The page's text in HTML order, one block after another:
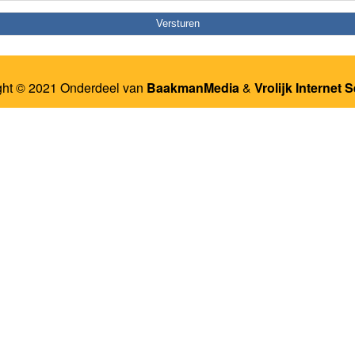
© 2021 Onderdeel van BaakmanMedia& Vrolijk Internet